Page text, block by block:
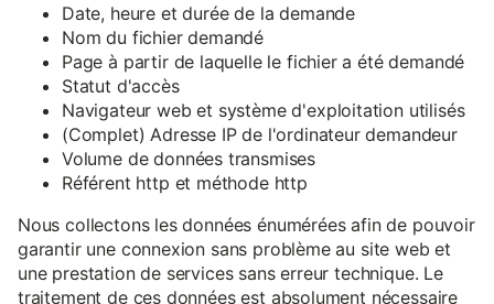
Date, heure et durée de la demande
Nom du fichier demandé
Page à partir de laquelle le fichier a été demandé
Statut d'accès
Navigateur web et système d'exploitation utilisés
(Complet) Adresse IP de l'ordinateur demandeur
Volume de données transmises
Référent http et méthode http
Nous collectons les données énumérées afin de pouvoir
garantir une connexion sans problème au site web et
une prestation de services sans erreur technique. Le
traitement de ces données est absolument nécessaire